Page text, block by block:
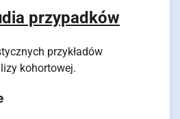
przypadków
przykładów
kohortowej.